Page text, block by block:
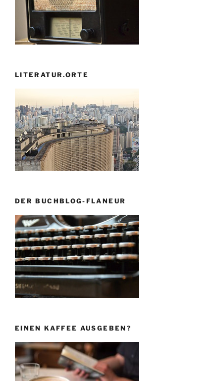
LITERATUR.ORTE
DER BUCHBLOG-FLANEUR
EINEN KAFFEE AUSGEBEN?